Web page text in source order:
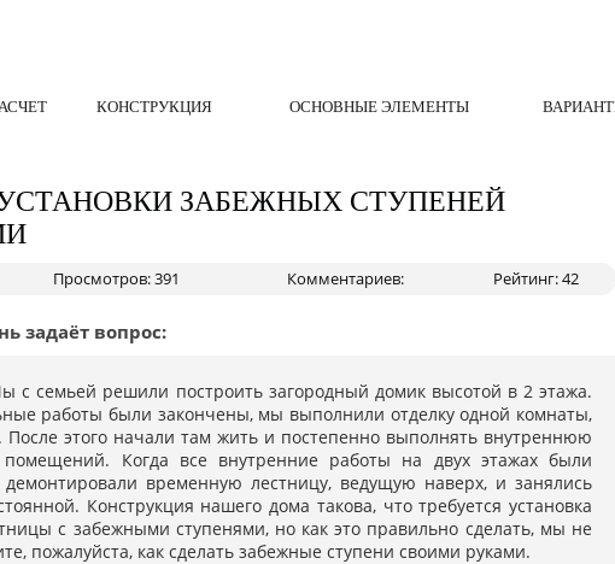
КОНСТРУКЦИЯ ОСНОВНЫЕ ЭЛЕМЕНТЫ
ЗАБЕЖНЫХ СТУПЕНЕЙ
Просмотров: 391 Комментариев: Рейтинг: 42
задаёт вопрос:
с семьей решили построить загородный домик высотой в 2 этажа.
работы были закончены, мы выполнили отделку одной комнаты,
После этого начали там жить и постепенно выполнять внутреннюю
помещений. Когда все внутренние работы на двух этажах были
временную лестницу, ведущую наверх, и занялись
Конструкция нашего дома такова, что требуется установка
с забежными ступенями, но как это правильно сделать, мы не
пожалуйста, как сделать забежные ступени своими руками.